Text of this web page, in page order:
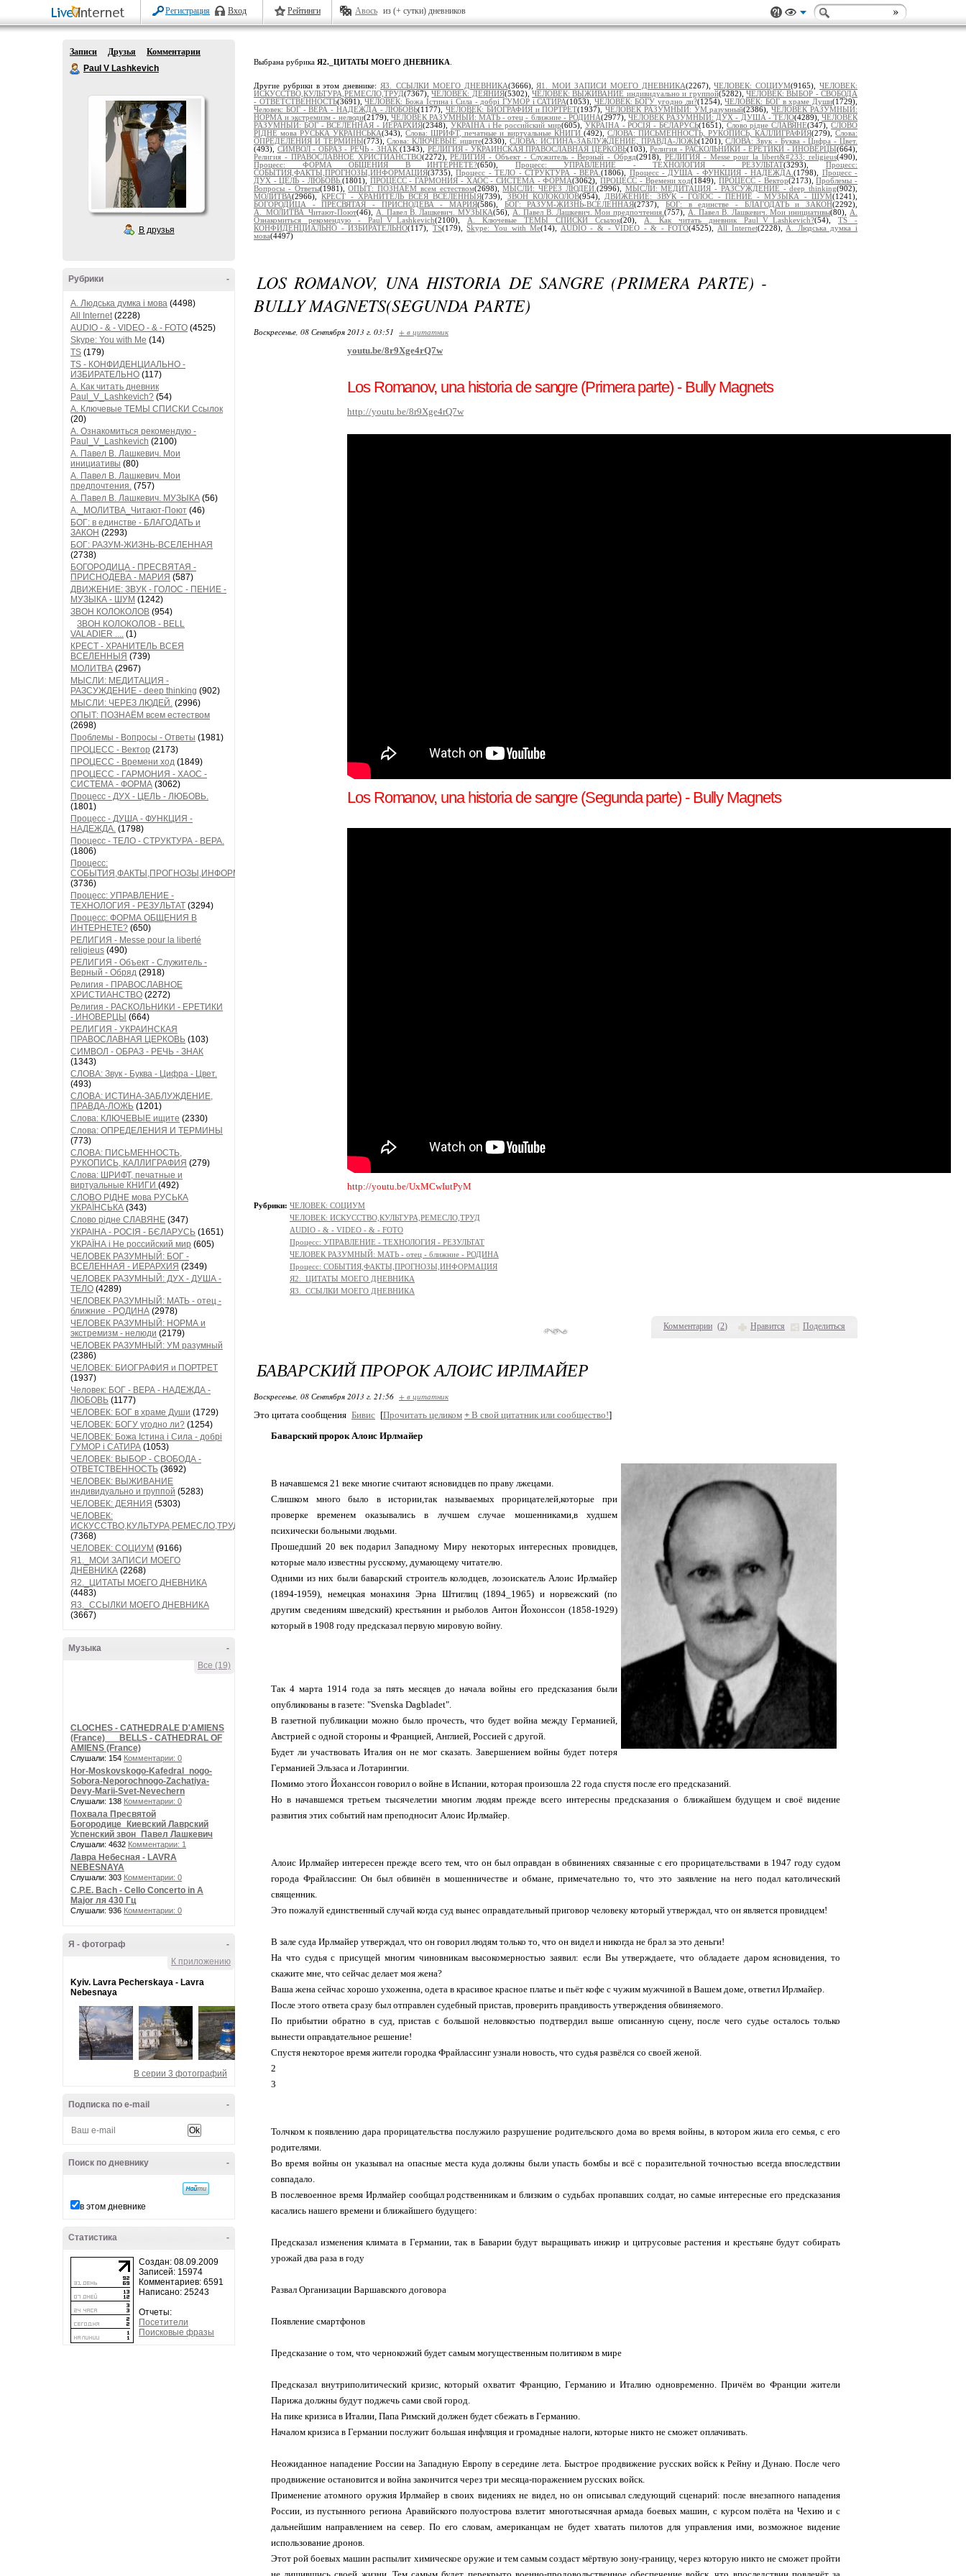
Регистрация Вход Рейтинги Авось из (+ сутки) дневников
Записи Друзья
Комментарии
Paul V Lashkevich
В друзья
-
Рубрики
A. Людська думка і мова (4498)
All Internet(2228)
AUDIO - & - VIDEO - & - FOTO (4525)
Skype: You with Me (14)
TS (179)
TS - КОНФИДЕНЦИАЛЬНО -
ИЗБИРАТЕЛЬНО (117)
А. Как читать дневник
Paul_V_Lashkevich? (54)
А. Ключевые ТЕМЫ СПИСКИ Ссылок
(20)
А. Ознакомиться рекомендую -
Paul_V_Lashkevich (2100)
А. Павел В. Лашкевич. Мои
инициативы (80)
А. Павел В. Лашкевич. Мои
предпочтения. (757)
А. Павел В. Лашкевич. МУЗЫКА (56)
А._МОЛИТВА_Читают-Поют (46)
БОГ: в единстве - БЛАГОДАТЬ и
ЗАКОН (2293)
БОГ: РАЗУМ-ЖИЗНЬ-ВСЕЛЕННАЯ
(2738)
БОГОРОДИЦА - ПРЕСВЯТАЯ -
ПРИСНОДЕВА - МАРИЯ (587)
ДВИЖЕНИЕ: ЗВУК - ГОЛОС - ПЕНИЕ -
МУЗЫКА - ШУМ (1242)
ЗВОН КОЛОКОЛОВ (954)
ЗВОН КОЛОКОЛОВ - BELL
VALADIER .... (1)
КРЕСТ - ХРАНИТЕЛЬ ВСЕЯ
ВСЕЛЕННЫЯ (739)
МОЛИТВА (2967)
МЫСЛИ: МЕДИТАЦИЯ -
РАЗСУЖДЕНИЕ - deep thinking (902)
МЫСЛИ: ЧЕРЕЗ ЛЮДЕЙ. (2996)
ОПЫТ: ПОЗНАЁМ всем естеством
(2698)
Проблемы - Вопросы - Ответы (1981)
ПРОЦЕСС - Вектор (2173)
ПРОЦЕСС - Времени ход (1849)
ПРОЦЕСС - ГАРМОНИЯ - ХАОС -
СИСТЕМА - ФОРМА (3062)
Процесс - ДУХ - ЦЕЛЬ - ЛЮБОВЬ.
(1801)
Процесс - ДУША - ФУНКЦИЯ -
НАДЕЖДА. (1798)
Процесс - ТЕЛО - СТРУКТУРА - ВЕРА.
(1806)
Процесс:
СОБЫТИЯ,ФАКТЫ,ПРОГНОЗЫ,ИНФОРМАЦИЯ
(3736)
Процесс: УПРАВЛЕНИЕ -
ТЕХНОЛОГИЯ - РЕЗУЛЬТАТ (3294)
Процесс: ФОРМА ОБЩЕНИЯ В
ИНТЕРНЕТЕ? (650)
РЕЛИГИЯ - Messe pour la liberté
religieus (490)
РЕЛИГИЯ - Объект - Служитель -
Верный - Обряд (2918)
Религия - ПРАВОСЛАВНОЕ
ХРИСТИАНСТВО (2272)
Религия - РАСКОЛЬНИКИ - ЕРЕТИКИ
- ИНОВЕРЦЫ (664)
РЕЛИГИЯ - УКРАИНСКАЯ
ПРАВОСЛАВНАЯ ЦЕРКОВЬ (103)
СИМВОЛ - ОБРАЗ - РЕЧЬ - ЗНАК
(1343)
СЛОВА: Звук - Буква - Цифра - Цвет.
(493)
СЛОВА: ИСТИНА-ЗАБЛУЖДЕНИЕ,
ПРАВДА-ЛОЖЬ (1201)
Слова: КЛЮЧЕВЫЕ ищите (2330)
Слова: ОПРЕДЕЛЕНИЯ И ТЕРМИНЫ
(773)
СЛОВА: ПИСЬМЕННОСТЬ,
РУКОПИСЬ, КАЛЛИГРАФИЯ (279)
Слова: ШРИФТ, печатные и
виртуальные КНИГИ (492)
СЛОВО РІДНЕ мова РУСЬКА
УКРАЇНСЬКА (343)
Слово рідне СЛАВЯНЕ (347)
УКРАІНА - РОСІЯ - БЄЛАРУСЬ (1651)
УКРАЇНА і Не российский мир (605)
ЧЕЛОВЕК РАЗУМНЫЙ: БОГ -
ВСЕЛЕННАЯ - ИЕРАРХИЯ (2349)
ЧЕЛОВЕК РАЗУМНЫЙ: ДУХ - ДУША -
ТЕЛО (4289)
ЧЕЛОВЕК РАЗУМНЫЙ: МАТЬ - отец -
ближние - РОДИНА (2978)
ЧЕЛОВЕК РАЗУМНЫЙ: НОРМА и
экстремизм - нелюди (2179)
ЧЕЛОВЕК РАЗУМНЫЙ: УМ разумный
(2386)
ЧЕЛОВЕК: БИОГРАФИЯ и ПОРТРЕТ
(1937)
Человек: БОГ - ВЕРА - НАДЕЖДА -
ЛЮБОВЬ (1177)
ЧЕЛОВЕК: БОГ в храме Души (1729)
ЧЕЛОВЕК: БОГУ угодно ли? (1254)
ЧЕЛОВЕК: Божа Істина і Сила - добрі
ГУМОР і САТИРА (1053)
ЧЕЛОВЕК: ВЫБОР - СВОБОДА -
ОТВЕТСТВЕННОСТЬ (3692)
ЧЕЛОВЕК: ВЫЖИВАНИЕ
индивидуально и группой (5283)
ЧЕЛОВЕК: ДЕЯНИЯ (5303)
ЧЕЛОВЕК:
ИСКУССТВО,КУЛЬТУРА,РЕМЕСЛО,ТРУД
(7368)
ЧЕЛОВЕК: СОЦИУМ (9166)
Я1._МОИ ЗАПИСИ МОЕГО
ДНЕВНИКА (2268)
Я2._ЦИТАТЫ МОЕГО ДНЕВНИКА
(4483)
Я3._ССЫЛКИ МОЕГО ДНЕВНИКА
(3667)
-
Музыка
Все (19)
CLOCHES - CATHEDRALE D'AMIENS
(France) __ BELLS - CATHEDRAL OF
AMIENS (France)
Слушали: 154 Комментарии: 0
Hor-Moskovskogo-Kafedral_nogo-
Sobora-Neporochnogo-Zachatiya-
Devy-Marii-Svet-Nevechern
Слушали: 138 Комментарии: 0
Похвала Пресвятой
Богородице_Киевский Лаврский
Успенский звон_Павел Лашкевич
Слушали: 4632 Комментарии: 1
Лавра Небесная - LAVRA
NEBESNAYA
Слушали: 303 Комментарии: 0
C.P.E. Bach - Cello Concerto in A
Major ля 430 Гц
Слушали: 936 Комментарии: 0
-
Я - фотограф
К приложению
Kyiv. Lavra Pecherskaya - Lavra
Nebesnaya
В серии 3 фотографий
-
Подписка по e-mail
-
Поиск по дневнику
в этом дневнике
-
Статистика
Создан: 08.09.2009
Записей: 15974
Комментариев: 6591
Написано: 25243
Отчеты:
Посетители
Поисковые фразы
Выбрана рубрика Я2._ЦИТАТЫ МОЕГО ДНЕВНИКА
Другие рубрики в этом дневнике: Я3._ССЫЛКИ МОЕГО ДНЕВНИКА(3666), Я1._МОИ ЗАПИСИ МОЕГО ДНЕВНИКА(2267),ЧЕЛОВЕК: СОЦИУМ(9165),ЧЕЛОВЕК:
ИСКУССТВО,КУЛЬТУРА,РЕМЕСЛО,ТРУД(7367),ЧЕЛОВЕК: ДЕЯНИЯ(5302),ЧЕЛОВЕК: ВЫЖИВАНИЕ индивидуально и группой(5282), ЧЕЛОВЕК: ВЫБОР - СВОБОДА
- ОТВЕТСТВЕННОСТЬ(3691),ЧЕЛОВЕК: Божа Істина і Сила - добрі ГУМОР і САТИРА(1053), ЧЕЛОВЕК: БОГУ угодно ли?(1254),ЧЕЛОВЕК: БОГ в храме Души(1729),
Человек: БОГ - ВЕРА - НАДЕЖДА - ЛЮБОВЬ(1177),ЧЕЛОВЕК: БИОГРАФИЯ и ПОРТРЕТ(1937),ЧЕЛОВЕК РАЗУМНЫЙ: УМ разумный(2386),ЧЕЛОВЕК РАЗУМНЫЙ:
НОРМА и экстремизм - нелюди(2179), ЧЕЛОВЕК РАЗУМНЫЙ: МАТЬ - отец - ближние - РОДИНА(2977),ЧЕЛОВЕК РАЗУМНЫЙ: ДУХ - ДУША - ТЕЛО(4289),ЧЕЛОВЕК
РАЗУМНЫЙ: БОГ - ВСЕЛЕННАЯ - ИЕРАРХИЯ(2348), УКРАЇНА і Не российский мир(605), УКРАІНА - РОСІЯ - БЄЛАРУСЬ(1651), Слово рідне СЛАВЯНЕ(347),СЛОВО
РІДНЕ мова РУСЬКА УКРАЇНСЬКА(343),Слова: ШРИФТ, печатные и виртуальные КНИГИ (492), СЛОВА: ПИСЬМЕННОСТЬ, РУКОПИСЬ, КАЛЛИГРАФИЯ(279),Слова:
ОПРЕДЕЛЕНИЯ И ТЕРМИНЫ(773),Слова: КЛЮЧЕВЫЕ ищите(2330), СЛОВА: ИСТИНА-ЗАБЛУЖДЕНИЕ, ПРАВДА-ЛОЖЬ(1201),СЛОВА: Звук - Буква - Цифра - Цвет.
(493), СИМВОЛ - ОБРАЗ - РЕЧЬ - ЗНАК (1343), РЕЛИГИЯ - УКРАИНСКАЯ ПРАВОСЛАВНАЯ ЦЕРКОВЬ(103), Религия - РАСКОЛЬНИКИ - ЕРЕТИКИ - ИНОВЕРЦЫ(664),
Религия - ПРАВОСЛАВНОЕ ХРИСТИАНСТВО(2272),РЕЛИГИЯ - Объект - Служитель - Верный - Обряд(2918), РЕЛИГИЯ - Messe pour la libert&#233; religieus(490),
Процесс: ФОРМА ОБЩЕНИЯ В ИНТЕРНЕТЕ?(650), Процесс: УПРАВЛЕНИЕ - ТЕХНОЛОГИЯ - РЕЗУЛЬТАТ(3293),Процесс:
СОБЫТИЯ,ФАКТЫ,ПРОГНОЗЫ,ИНФОРМАЦИЯ(3735),Процесс - ТЕЛО - СТРУКТУРА - ВЕРА.(1806), Процесс - ДУША - ФУНКЦИЯ - НАДЕЖДА.(1798), Процесс -
ДУХ - ЦЕЛЬ - ЛЮБОВЬ. (1801), ПРОЦЕСС - ГАРМОНИЯ - ХАОС - СИСТЕМА - ФОРМА(3062),ПРОЦЕСС - Времени ход(1849),ПРОЦЕСС - Вектор(2173),Проблемы -
Вопросы - Ответы(1981),ОПЫТ: ПОЗНАЁМ всем естеством(2698),МЫСЛИ: ЧЕРЕЗ ЛЮДЕЙ. (2996), МЫСЛИ: МЕДИТАЦИЯ - РАЗСУЖДЕНИЕ - deep thinking(902),
МОЛИТВА(2966),КРЕСТ - ХРАНИТЕЛЬ ВСЕЯ ВСЕЛЕННЫЯ(739), ЗВОН КОЛОКОЛОВ(954), ДВИЖЕНИЕ: ЗВУК - ГОЛОС - ПЕНИЕ - МУЗЫКА - ШУМ(1241),
БОГОРОДИЦА - ПРЕСВЯТАЯ - ПРИСНОДЕВА - МАРИЯ(586), БОГ: РАЗУМ-ЖИЗНЬ-ВСЕЛЕННАЯ(2737),БОГ: в единстве - БЛАГОДАТЬ и ЗАКОН(2292),
А._МОЛИТВА_Читают-Поют(46), А. Павел В. Лашкевич. МУЗЫКА(56), А. Павел В. Лашкевич. Мои предпочтения.(757), А. Павел В. Лашкевич. Мои инициативы(80), А.
Ознакомиться рекомендую - Paul_V_Lashkevich(2100), А. Ключевые ТЕМЫ СПИСКИ Ссылок(20), А. Как читать дневник Paul_V_Lashkevich?(54), TS -
КОНФИДЕНЦИАЛЬНО - ИЗБИРАТЕЛЬНО(117), TS(179),Skype: You with Me(14), AUDIO - & - VIDEO - & - FOTO(4525), All Internet(2228), A. Людська думка і
мова(4497)
Комментарии (2) Нравится Поделиться
LOS ROMANOV, UNA HISTORIA DE SANGRE (PRIMERA PARTE) -
BULLY MAGNETS(SEGUNDA PARTE)
Воскресенье, 08 Сентября 2013 г. 03:51 + в цитатник
youtu.be/8r9Xge4rQ7w
Los Romanov, una historia de sangre (Primera parte) - Bully Magnets
http://youtu.be/8r9Xge4rQ7w
Los Romanov, una historia de sangre (Segunda parte) - Bully Magnets
http://youtu.be/UxMCwIutPyM
Рубрики: ЧЕЛОВЕК: СОЦИУМ
ЧЕЛОВЕК: ИСКУССТВО,КУЛЬТУРА,РЕМЕСЛО,ТРУД
AUDIO - & - VIDEO - & - FOTO
Процесс: УПРАВЛЕНИЕ - ТЕХНОЛОГИЯ - РЕЗУЛЬТАТ
ЧЕЛОВЕК РАЗУМНЫЙ: МАТЬ - отец - ближние - РОДИНА
Процесс: СОБЫТИЯ,ФАКТЫ,ПРОГНОЗЫ,ИНФОРМАЦИЯ
Я2._ЦИТАТЫ МОЕГО ДНЕВНИКА
Я3._ССЫЛКИ МОЕГО ДНЕВНИКА
БАВАРСКИЙ ПРОРОК АЛОИС ИРЛМАЙЕР
Воскресенье, 08 Сентября 2013 г. 21:56 + в цитатник
Это цитата сообщения Бивис [Прочитать целиком + В свой цитатник или сообщество!]
Баварский пророк Алоис Ирлмайер
В начавшемся 21 веке многие считают ясновидцев по праву лжецами.
Слишком много было в истории,так называемых прорицателей,которые при
проверке временем оказывались в лучшем случае мошенниками,в худшем
психически больными людьми.
Прошедший 20 век подарил Западному Миру некоторых интересных провидцев,
которые мало известны русскому, думающему читателю.
Одними из них были баварский строитель колодцев, лозоискатель Алоис Ирлмайер
(1894-1959), немецкая монахиня Эрна Штиглиц (1894_1965) и норвежский (по
другим сведениям шведский) крестьянин и рыболов Антон Йохонссон (1858-1929)
который в 1908 году предсказал первую мировую войну.
Так 4 марта 1914 года за пять месяцев до начала войны его предсказания были
опубликованы в газете: "Svenska Dagbladet".
В газетной публикации можно было прочесть, что будет война между Германией,
Австрией с одной стороны и Францией, Англией, Россией с другой.
Будет ли участвовать Италия он не мог сказать. Завершением войны будет потеря
Германией Эльзаса и Лотарингии.
Помимо этого Йоханссон говорил о войне в Испании, которая произошла 22 года спустя после его предсказаний.
Но в начавшемся третьем тысячелетии многим людям прежде всего интересны предсказания о ближайшем будущем и своё видение
развития этих событий нам преподносит Алоис Ирлмайер.
Алоис Ирлмайер интересен прежде всего тем, что он был оправдан в обвинениях связанные с его прорицательствами в 1947 году судом
города Фрайлассинг. Он был обвинён в мошенничестве и обмане, примечательно то, что это заявление на него подал католический
священник.
Это пожалуй единственный случай когда суд вынес оправдательный приговор человеку который утверждал, что он является провидцем!
В зале суда Ирлмайер утверждал, что он говорил людям только то, что он видел и никогда не брал за это деньги!
На что судья с присущей многим чиновникам высокомерностью заявил: если Вы утверждаете, что обладаете даром ясновидения, то
скажите мне, что сейчас делает моя жена?
Ваша жена сейчас хорошо ухоженна, одета в красивое красное платье и пьёт кофе с чужим мужчиной в Вашем доме, ответил Ирлмайер.
После этого ответа сразу был отправлен судебный пристав, проверить правдивость утверждения обвиняемого.
По прибытии обратно в суд, пристав с большой неловкостью подтвердил выше описанную сцену, после чего судье осталось только
вынести оправдательное решение!
Спустя некоторое время жители городка Фрайлассинг узнали новость, что судья развёлся со своей женой.
2
3
Толчком к появлению дара прорицательства послужило разрушение родительского дома во время войны, в котором жила его семья, с его
родителями.
Во время войны он указывал на опасные места куда должны были упасть бомбы и всё с поразительной точностью всегда впоследствии
совпадало.
В послевоенное время Ирлмайер сообщал родственникам и близким о судьбах пропавших солдат, но самые интересные его предсказания
касались нашего времени и ближайшего будущего:
Предсказал изменения климата в Германии, так в Баварии будут выращивать инжир и цитрусовые растения и крестьяне будут собирать
урожай два раза в году
Развал Организации Варшавского договора
Появление смартфонов
Предсказание о том, что чернокожий будет самым могущественным политиком в мире
Предсказал внутриполитический кризис, который охватит Францию, Германию и Италию одновременно. Причём во Франции жители
Парижа должны будут поджечь сами свой город.
На пике кризиса в Италии, Папа Римский должен будет сбежать в Германию.
Началом кризиса в Германии послужит большая инфляция и громадные налоги, которые никто не сможет оплачивать.
Неожиданное нападение России на Западную Европу в середине лета. Быстрое продвижение русских войск к Рейну и Дунаю. После чего
продвижение остановится и война закончится через три месяца-поражением русских войск.
Применение атомного оружия Ирлмайер в своих видениях не видел, но он описывал следующий сценарий: после внезапного нападения
России, из пустынного региона Аравийского полуострова взлетит многотысячная армада боевых машин, с курсом полёта на Чехию и с
дальнейшим направлением на север. По его словам, американцам не будет хватать пилотов для управления ими, возможное видение
использование дронов.
Этот рой боевых машин распылит химическое оружие и тем самым создаст мёртвую зону-границу, через которую никто не сможет пройти